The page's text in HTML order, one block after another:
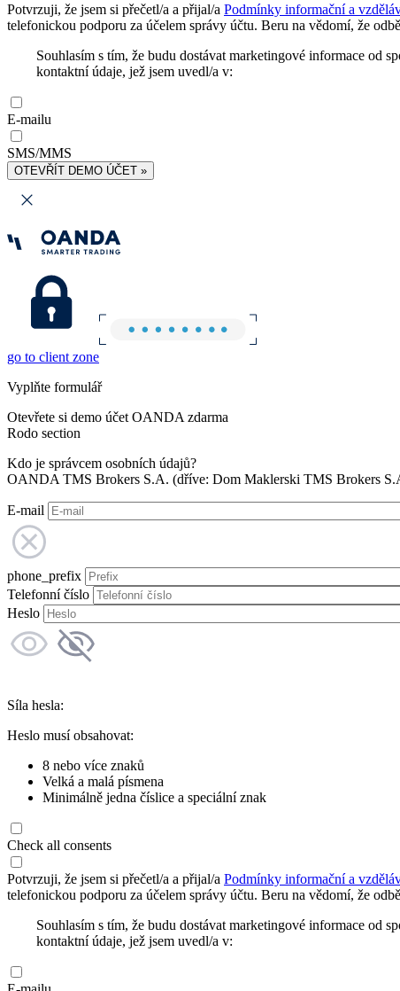
Potvrzuji, že jsem si přečetl/a a přijal/a Podmínky informační a
telefonickou podporu za účelem správy účtu. Beru na vědomí, že
Souhlasím s tím, že budu dostávat marketingové informace od
kontaktní údaje, jež jsem uvedl/a v:
E-mailu
SMS/MMS
OTEVŘÍT DEMO ÚČET »
go to client zone
Vyplňte formulář
Otevřete si demo účet OANDA zdarma
Rodo section
Kdo je správcem osobních údajů?
OANDA TMS Brokers S.A. (dříve: Dom Maklerski TMS Brokers
E-mail
phone_prefix
Telefonní číslo
Heslo
Síla hesla:
Heslo musí obsahovat:
8 nebo více znaků
Velká a malá písmena
Minimálně jedna číslice a speciální znak
Check all consents
Potvrzuji, že jsem si přečetl/a a přijal/a Podmínky informační a
telefonickou podporu za účelem správy účtu. Beru na vědomí, že
Souhlasím s tím, že budu dostávat marketingové informace od
kontaktní údaje, jež jsem uvedl/a v: